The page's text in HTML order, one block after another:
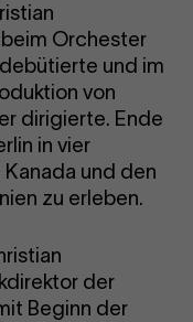
Orchester
und im
von
dirigierte. Ende
in vier
und den
zu erleben.
der
Beginn der